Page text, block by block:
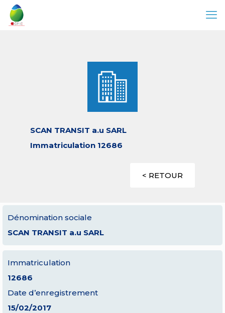
SCAN TRANSIT a.u SARL
Immatriculation 12686
< RETOUR
Dénomination sociale
SCAN TRANSIT a.u SARL
Immatriculation
12686
Date d’enregistrement
15/02/2017